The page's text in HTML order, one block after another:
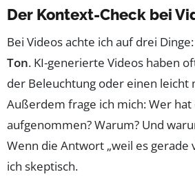
Der Kontext-Check bei
Bei Videos achte ich auf drei Dinge:
Ton. KI-generierte Videos haben
der Beleuchtung oder einen leicht
Außerdem frage ich mich: Wer hat
aufgenommen? Warum? Und
Wenn die Antwort „weil es gerade
ich skeptisch.